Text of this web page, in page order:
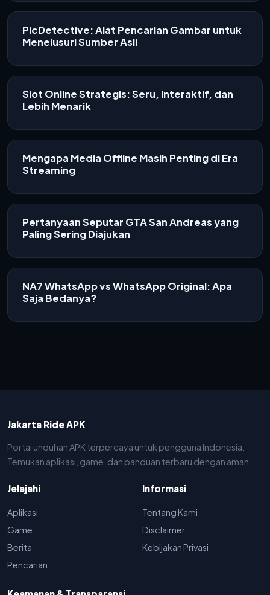
PicDetective: Alat Pencarian Gambar untuk
Menelusuri Sumber Asli
Slot Online Strategis: Seru, Interaktif, dan
Lebih Menarik
Mengapa Media Offline Masih Penting di Era
Streaming
Pertanyaan Seputar GTA San Andreas yang
Paling Sering Diajukan
NA7 WhatsApp vs WhatsApp Original: Apa
Saja Bedanya?
Jakarta Ride APK
Portal unduhan APK terpercaya untuk pengguna Indonesia.
Temukan aplikasi, game, dan panduan terbaru dengan aman.
Jelajahi
Aplikasi
Game
Berita
Pencarian
Informasi
Tentang Kami
Disclaimer
Kebijakan Privasi